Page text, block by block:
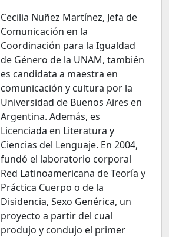
Cecilia Nuñez Martínez, Jefa de
Comunicación en la
Coordinación para la Igualdad
de Género de la UNAM, también
es candidata a maestra en
comunicación y cultura por la
Universidad de Buenos Aires en
Argentina. Además, es
Licenciada en Literatura y
Ciencias del Lenguaje. En 2004,
fundó el laboratorio corporal
Red Latinoamericana de Teoría y
Práctica Cuerpo o de la
Disidencia, Sexo Genérica, un
proyecto a partir del cual
produjo y condujo el primer